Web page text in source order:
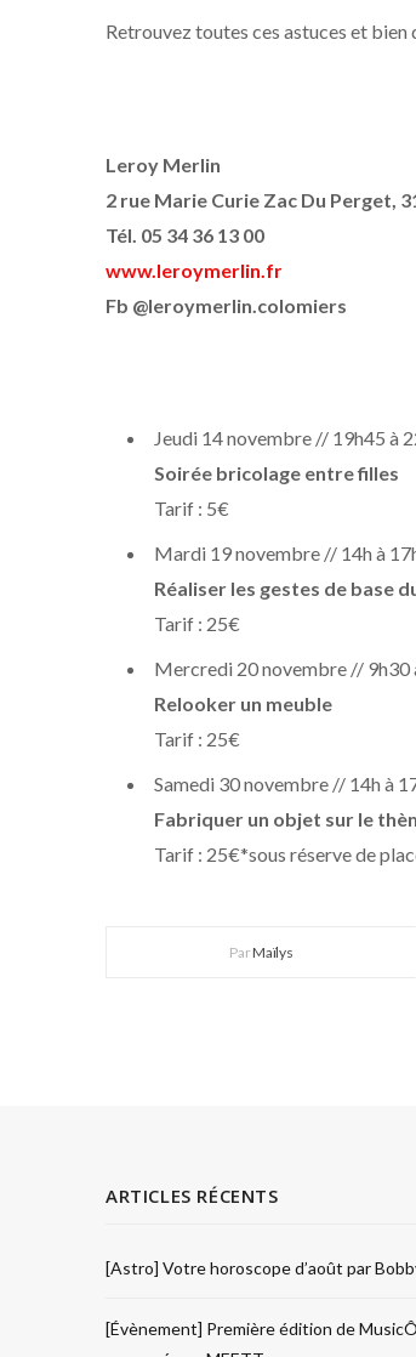
Retrouvez toutes ces astuces et bien
Leroy Merlin
2 rue Marie Curie Zac Du Perget,
Tél. 05 34 36 13 00
www.leroymerlin.fr
Fb @leroymerlin.colomiers
Jeudi 14 novembre // 19h45 à
Soirée bricolage entre filles
Tarif : 5€
Mardi 19 novembre // 14h à
Réaliser les gestes de base
Tarif : 25€
Mercredi 20 novembre // 9h30
Relooker un meuble
Tarif : 25€
Samedi 30 novembre // 14h à
Fabriquer un objet sur le
Tarif : 25€*sous réserve de
ParMaïlys
ARTICLES RÉCENTS
[Astro] Votre horoscope d’août par
[Évènement] Première édition de